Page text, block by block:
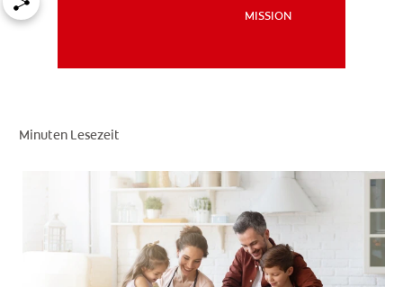
MISSION
FÜR FACHKREISE
COLGATE® MARKENSHOP
AT (DE)
MISSION
Minuten Lesezeit